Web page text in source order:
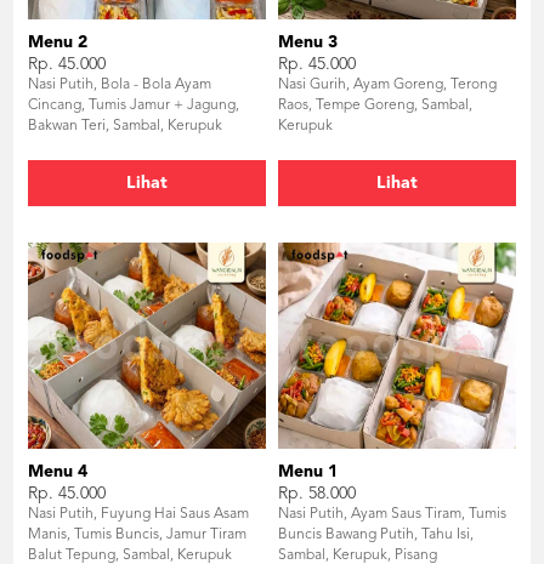
Menu 2
Rp. 45.000
Nasi Putih, Bola - Bola Ayam
Cincang, Tumis Jamur + Jagung,
Bakwan Teri, Sambal, Kerupuk
Lihat
Menu 3
Rp. 45.000
Nasi Gurih, Ayam Goreng, Terong
Raos, Tempe Goreng, Sambal,
Kerupuk
Lihat
Menu 4
Rp. 45.000
Nasi Putih, Fuyung Hai Saus Asam
Manis, Tumis Buncis, Jamur Tiram
Balut Tepung, Sambal, Kerupuk
Menu 1
Rp. 58.000
Nasi Putih, Ayam Saus Tiram, Tumis
Buncis Bawang Putih, Tahu Isi,
Sambal, Kerupuk, Pisang